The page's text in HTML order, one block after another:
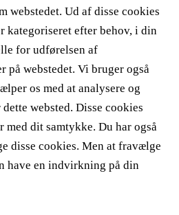
webstedet. Ud af disse cookies
kategoriseret efter behov, i din
for udførelsen af
webstedet. Vi bruger også
os med at analysere og
websted. Disse cookies
med dit samtykke. Du har også
disse cookies. Men at fravælge
have en indvirkning på din